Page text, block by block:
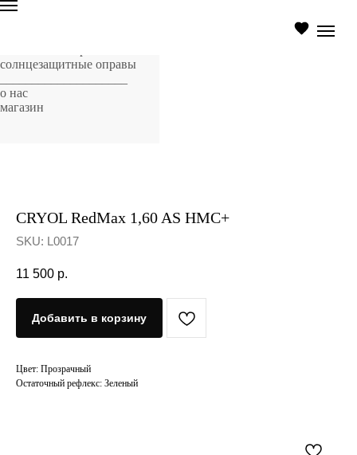
солнцезащитные оправы
о нас
магазин
CRYOL RedMax 1,60 AS HMC+
SKU: L0017
11 500 р.
Добавить в корзину
Цвет: Прозрачный
Остаточный рефлекс: Зеленый